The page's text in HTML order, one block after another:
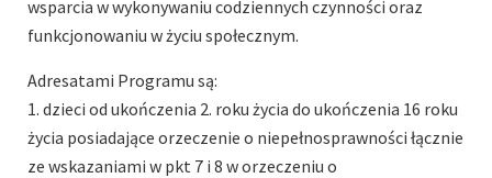
wsparcia w wykonywaniu codziennych czynności oraz
funkcjonowaniu w życiu społecznym.
Adresatami Programu są:
1. dzieci od ukończenia 2. roku życia do ukończenia 16 roku
życia posiadające orzeczenie o niepełnosprawności łącznie
ze wskazaniami w pkt 7 i 8 w orzeczeniu o